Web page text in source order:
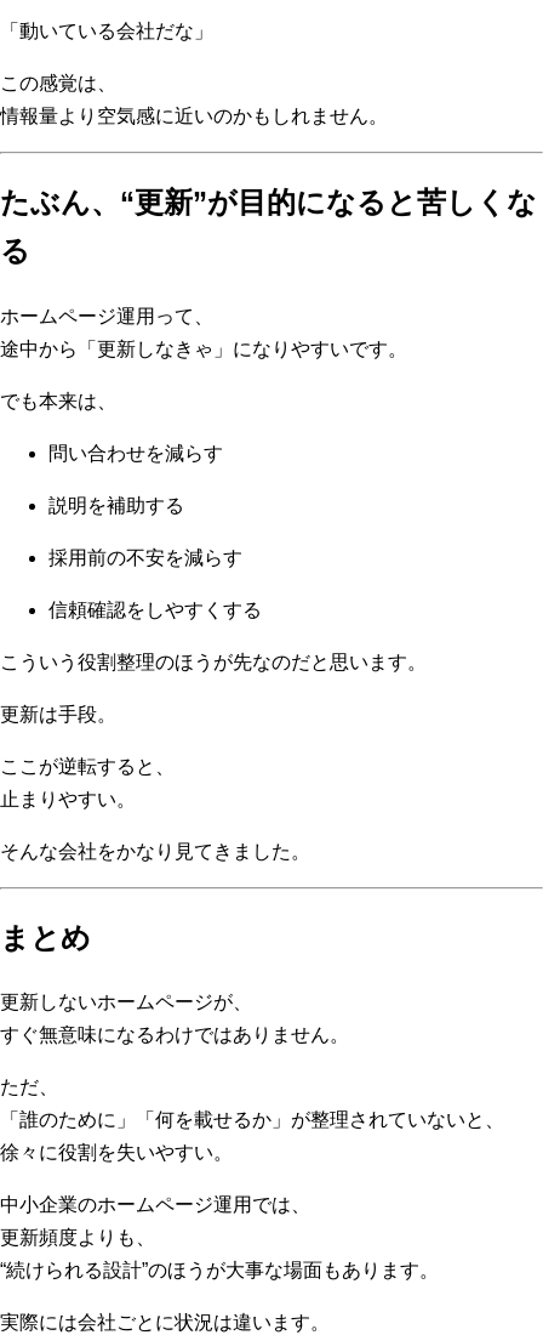
「動いている会社だな」
この感覚は、
情報量より空気感に近いのかもしれません。
たぶん、“更新”が目的になると苦しくな
る
ホームページ運用って、
途中から「更新しなきゃ」になりやすいです。
でも本来は、
問い合わせを減らす
説明を補助する
採用前の不安を減らす
信頼確認をしやすくする
こういう役割整理のほうが先なのだと思います。
更新は手段。
ここが逆転すると、
止まりやすい。
そんな会社をかなり見てきました。
まとめ
更新しないホームページが、
すぐ無意味になるわけではありません。
ただ、
「誰のために」「何を載せるか」が整理されていないと、
徐々に役割を失いやすい。
中小企業のホームページ運用では、
更新頻度よりも、
“続けられる設計”のほうが大事な場面もあります。
実際には会社ごとに状況は違います。